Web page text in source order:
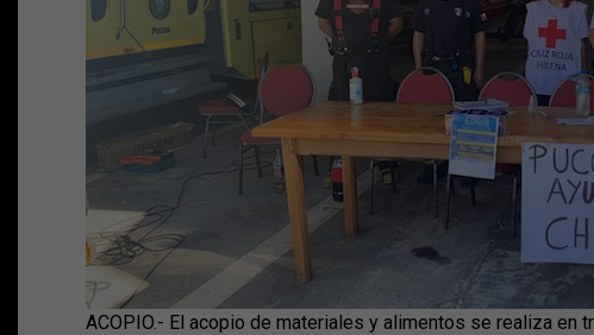
ACOPIO.- El acopio de materiales y alimentos se realiza